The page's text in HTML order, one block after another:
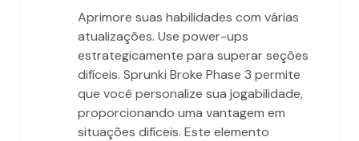
Aprimore suas habilidades com várias
atualizações. Use power-ups
estrategicamente para superar seções
difíceis. Sprunki Broke Phase 3 permite
que você personalize sua jogabilidade,
proporcionando uma vantagem em
situações difíceis. Este elemento